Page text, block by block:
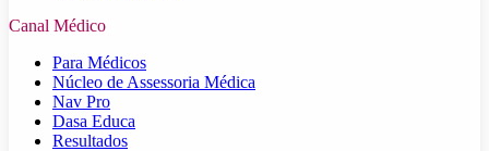
Canal Médico
Para Médicos
Núcleo de Assessoria Médica
Nav Pro
Dasa Educa
Resultados